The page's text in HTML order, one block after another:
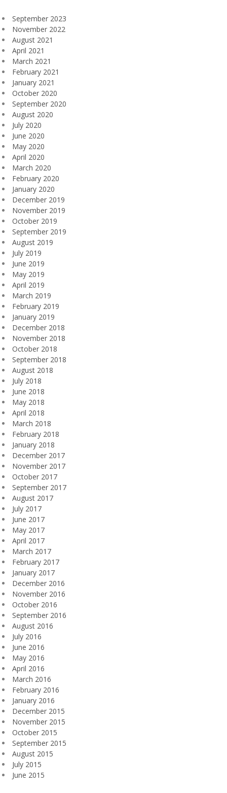
September 2023
November 2022
August 2021
April 2021
March 2021
February 2021
January 2021
October 2020
September 2020
August 2020
July 2020
June 2020
May 2020
April 2020
March 2020
February 2020
January 2020
December 2019
November 2019
October 2019
September 2019
August 2019
July 2019
June 2019
May 2019
April 2019
March 2019
February 2019
January 2019
December 2018
November 2018
October 2018
September 2018
August 2018
July 2018
June 2018
May 2018
April 2018
March 2018
February 2018
January 2018
December 2017
November 2017
October 2017
September 2017
August 2017
July 2017
June 2017
May 2017
April 2017
March 2017
February 2017
January 2017
December 2016
November 2016
October 2016
September 2016
August 2016
July 2016
June 2016
May 2016
April 2016
March 2016
February 2016
January 2016
December 2015
November 2015
October 2015
September 2015
August 2015
July 2015
June 2015